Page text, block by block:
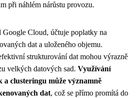
při náhlém nárůstu provozu.
Cloud, účtuje poplatky na
dat a uloženého objemu.
strukturování dat mohou výrazně
velkých datových sad. Využívání
clusteringu může významně
dat, což se přímo promítá do